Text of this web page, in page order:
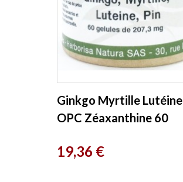
Ginkgo Myrtille Lutéine
OPC Zéaxanthine 60
Paris
Prix
19,36 €